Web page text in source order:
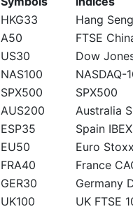
HKG33
Hang
A50
FTSE
US30
Dow
NAS100
NASDAQ-
SPX500
SPX500
AUS200
Australia
ESP35
Spain
EU50
Euro
FRA40
France
GER30
Germany
UK100
UK FTSE